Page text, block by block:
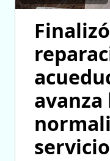
avanza
servicio